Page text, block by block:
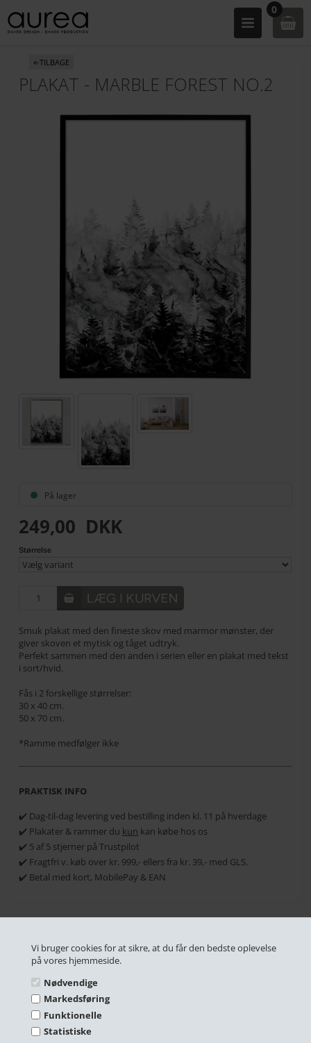
Vi bruger cookies for at sikre, at du får den bedste oplevelse
på vores hjemmeside.
Nødvendige
Markedsføring
Funktionelle
Statistiske
0
«-TILBAGE
PLAKAT - MARBLE FOREST NO.2
På lager
249,00 DKK
Størrelse
Smuk plakat med den fineste skov med marmor mønster, der
giver skoven et mytisk og tåget udtryk.
Perfekt sammen med den anden i serien eller en plakat med tekst
i sort/hvid.
Fås i 2 forskellige størrelser:
30 x 40 cm.
50 x 70 cm.
*Ramme medfølger ikke
PRAKTISK INFO
✔️ Dag-til-dag levering ved bestilling inden kl. 11 på hverdage
✔️ Plakater & rammer du kun kan købe hos os
✔️ 5 af 5 stjerner på Trustpilot
✔️ Fragtfri v. køb over kr. 999,- ellers fra kr. 39,- med GLS.
✔️ Betal med kort, MobilePay & EAN